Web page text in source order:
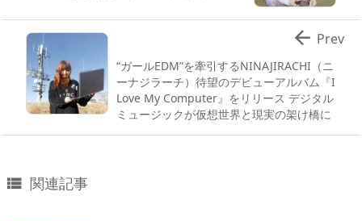
“ガールEDM”を牽引するNINAJIRACHI（ニ
ーナジラーチ）待望のデビューアルバム『I
Love My Computer』をリリース デジタル
ミュージックが仮想世界と現実の架け橋に
 Prev
 関連記事